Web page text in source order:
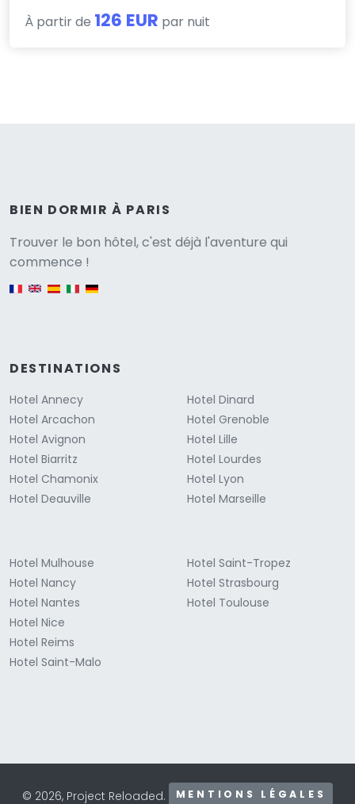
À partir de 126 EUR par nuit
BIEN DORMIR À PARIS
Trouver le bon hôtel, c'est déjà l'aventure qui
commence !
DESTINATIONS
Hotel Annecy
Hotel Arcachon
Hotel Avignon
Hotel Biarritz
Hotel Chamonix
Hotel Deauville
Hotel Dinard
Hotel Grenoble
Hotel Lille
Hotel Lourdes
Hotel Lyon
Hotel Marseille
Hotel Mulhouse
Hotel Nancy
Hotel Nantes
Hotel Nice
Hotel Reims
Hotel Saint-Malo
Hotel Saint-Tropez
Hotel Strasbourg
Hotel Toulouse
© 2026, Project Reloaded. MENTIONS LÉGALES